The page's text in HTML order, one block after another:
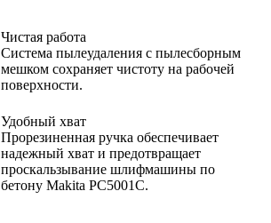
Чистая работа
Система пылеудаления с пылесборным
мешком сохраняет чистоту на рабочей
поверхности.
Удобный хват
Прорезиненная ручка обеспечивает
надежный хват и предотвращает
проскальзывание шлифмашины по
бетону Makita PC5001C.